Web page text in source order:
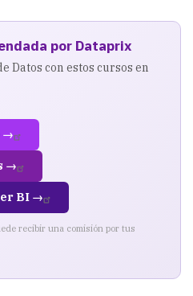
por Dataprix
Datos con estos cursos en
→
→
BI →
recibir una comisión por tus